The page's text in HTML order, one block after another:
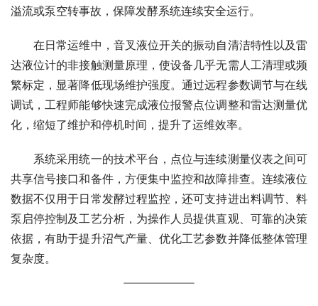
溢流或泵空转事故，保障发酵系统连续安全运行。
在日常运维中，音叉液位开关的振动自清洁特性以及雷
达液位计的非接触测量原理，使设备几乎无需人工清理或频
繁标定，显著降低现场维护强度。通过远程参数调节与在线
调试，工程师能够快速完成液位报警点位调整和雷达测量优
化，缩短了维护和停机时间，提升了运维效率。
系统采用统一的技术平台，点位与连续测量仪表之间可
共享信号接口和备件，方便集中监控和故障排查。连续液位
数据不仅用于日常发酵过程监控，还可支持进出料调节、料
泵启停控制及工艺分析，为操作人员提供直观、可靠的决策
依据，有助于提升沼气产量、优化工艺参数并降低整体管理
复杂度。